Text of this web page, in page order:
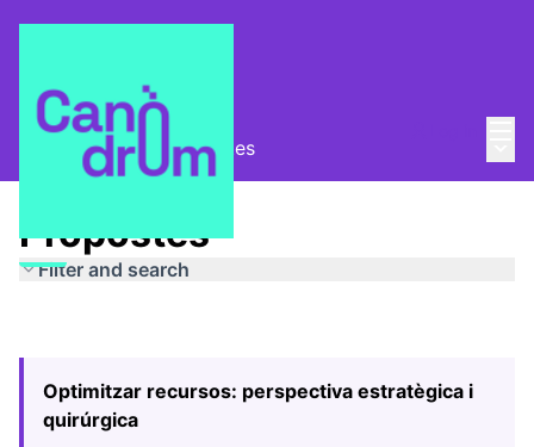
Pla Estratègic Propostes
Propostes
Filter and search
Optimitzar recursos: perspectiva estratègica i
quirúrgica